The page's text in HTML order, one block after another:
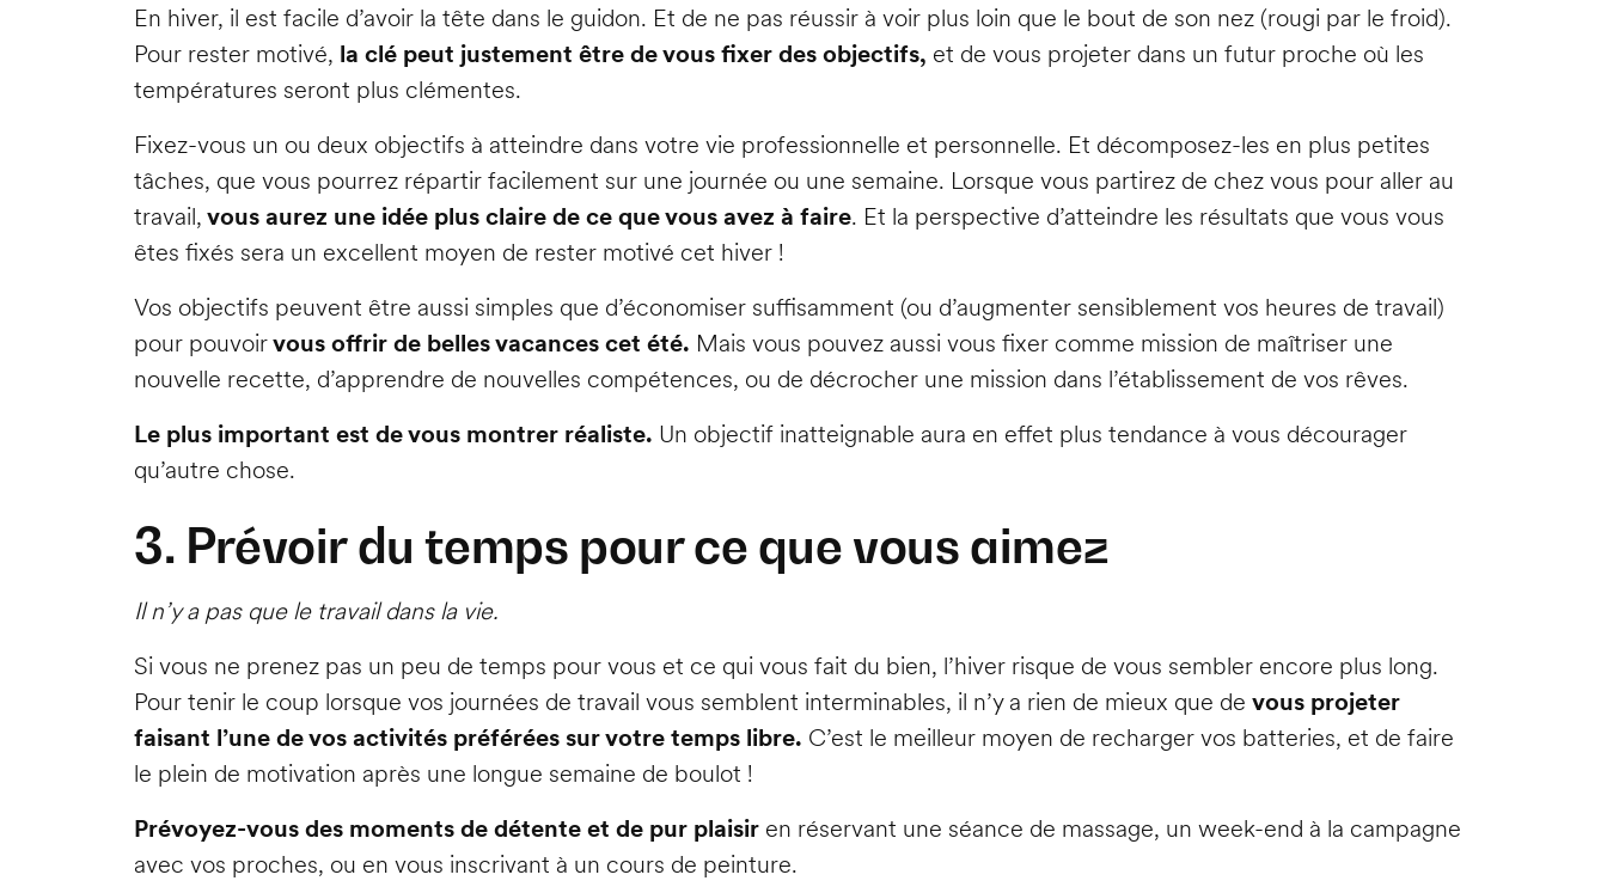
En hiver, il est facile d’avoir la tête dans le guidon. Et de ne pas réussir à voir plus loin que le bout de son nez (rougi par le froid).
Pour rester motivé, la clé peut justement être de vous fixer des objectifs, et de vous projeter dans un futur proche où les
températures seront plus clémentes.
Fixez-vous un ou deux objectifs à atteindre dans votre vie professionnelle et personnelle. Et décomposez-les en plus petites
tâches, que vous pourrez répartir facilement sur une journée ou une semaine. Lorsque vous partirez de chez vous pour aller au
travail, vous aurez une idée plus claire de ce que vous avez à faire. Et la perspective d’atteindre les résultats que vous vous
êtes fixés sera un excellent moyen de rester motivé cet hiver !
Vos objectifs peuvent être aussi simples que d’économiser suffisamment (ou d’augmenter sensiblement vos heures de travail)
pour pouvoirvous offrir de belles vacances cet été. Mais vous pouvez aussi vous fixer comme mission de maîtriser une
nouvelle recette, d’apprendre de nouvelles compétences, ou de décrocher une mission dans l’établissement de vos rêves.
Le plus important est de vous montrer réaliste. Un objectif inatteignable aura en effet plus tendance à vous décourager
qu’autre chose.
3. Prévoir du temps pour ce que vous aimez
Il n’y a pas que le travail dans la vie.
Si vous ne prenez pas un peu de temps pour vous et ce qui vous fait du bien, l’hiver risque de vous sembler encore plus long.
Pour tenir le coup lorsque vos journées de travail vous semblent interminables, il n’y a rien de mieux que de vous projeter
faisant l’une de vos activités préférées sur votre temps libre. C’est le meilleur moyen de recharger vos batteries, et de faire
le plein de motivation après une longue semaine de boulot !
Prévoyez-vous des moments de détente et de pur plaisir en réservant une séance de massage, un week-end à la campagne
avec vos proches, ou en vous inscrivant à un cours de peinture.